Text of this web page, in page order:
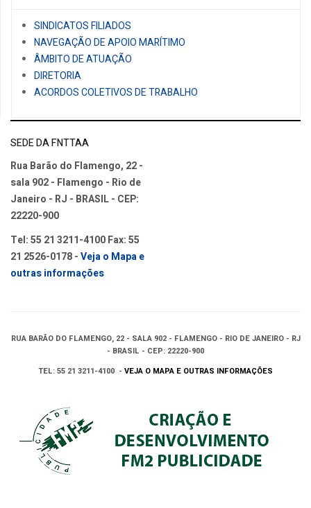
SINDICATOS FILIADOS
NAVEGAÇÃO DE APOIO MARÍTIMO
ÂMBITO DE ATUAÇÃO
DIRETORIA
ACORDOS COLETIVOS DE TRABALHO
SEDE DA FNTTAA
Rua Barão do Flamengo, 22 -
sala 902 - Flamengo - Rio de
Janeiro - RJ - BRASIL - CEP:
22220-900
Tel: 55 21 3211-4100 Fax: 55
21 2526-0178 -Veja o Mapa e
outras informações
RUA BARÃO DO FLAMENGO, 22 - SALA 902 - FLAMENGO - RIO DE JANEIRO - RJ
- BRASIL - CEP: 22220-900
TEL: 55 21 3211-4100 - VEJA O MAPA E OUTRAS INFORMAÇÕES